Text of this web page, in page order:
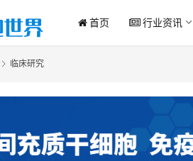
首页 行业资讯
临床研究